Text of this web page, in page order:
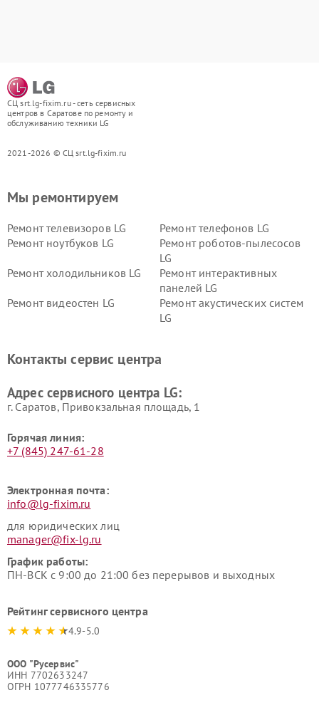
СЦ srt.lg-fixim.ru - сеть сервисных
центров в Саратове по ремонту и
обслуживанию техники LG
2021-2026 © СЦ srt.lg-fixim.ru
Мы ремонтируем
Ремонт телевизоров LG
Ремонт телефонов LG
Ремонт ноутбуков LG
Ремонт роботов-пылесосов
LG
Ремонт холодильников LG
Ремонт интерактивных
панелей LG
Ремонт видеостен LG
Ремонт акустических систем
LG
Ремонт морозильных камер
Ремонт вертикальных
Контакты сервис центра
Адрес сервисного центра LG:
г. Саратов, Привокзальная площадь, 1
Горячая линия:
+7 (845) 247-61-28
Электронная почта:
info@lg-fixim.ru
для юридических лиц
manager@fix-lg.ru
График работы:
ПН-ВСК с 9:00 до 21:00 без перерывов и выходных
Рейтинг сервисного центра
4.9-5.0
ООО "Русервис"
ИНН 7702633247
ОГРН 1077746335776